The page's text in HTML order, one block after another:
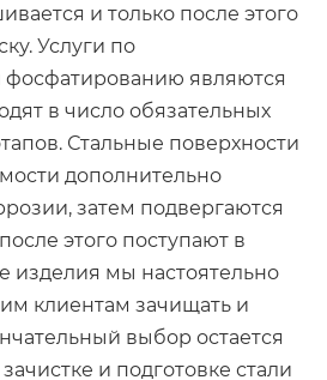
и только после этого
Услуги по
являются
в число обязательных
Стальные поверхности
дополнительно
затем подвергаются
этого поступают в
изделия мы настоятельно
клиентам зачищать и
выбор остается
и подготовке стали